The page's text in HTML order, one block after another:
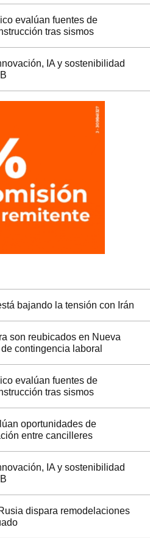
evalúan fuentes de
tras sismos
IA y sostenibilidad
bajando la tensión con Irán
son reubicados en Nueva
contingencia laboral
evalúan fuentes de
tras sismos
oportunidades de
entre cancilleres
IA y sostenibilidad
dispara remodelaciones